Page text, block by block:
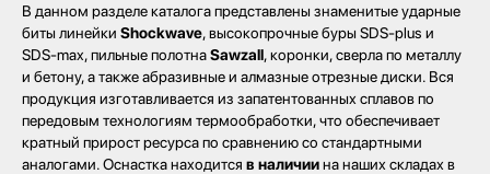
В данном разделе каталога представлены знаменитые ударные
биты линейки Shockwave, высокопрочные буры SDS-plus и
SDS-max, пильные полотнаSawzall, коронки, сверла по металлу
и бетону, а также абразивные и алмазные отрезные диски. Вся
продукция изготавливается из запатентованных сплавов по
передовым технологиям термообработки, что обеспечивает
кратный прирост ресурса по сравнению со стандартными
аналогами. Оснастка находится в наличиина наших складах в
+ 7 (8182) 44-25-40